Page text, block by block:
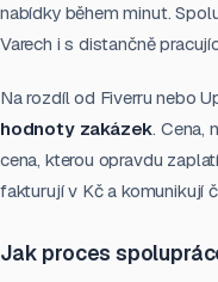
nabídky během minut.
Varech i s distančně
Na rozdíl od Fiverru nebo
hodnoty zakázek. Cena,
cena, kterou opravdu
fakturují v Kč a komunikují
Jak proces